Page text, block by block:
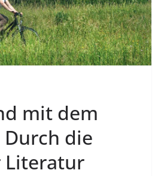
mit dem
Durch die
Literatur